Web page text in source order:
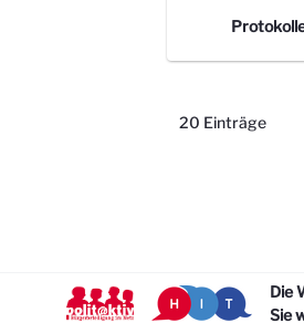
20 Einträge
Pro Seite
Die
Sie